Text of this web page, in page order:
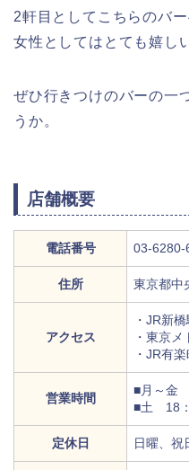
2軒目としてこちらのバ
女性としてはとても嬉し
ぜひ行きつけのバーの一
うか。
店舗概要
電話番号 03-6280-
住所 東京都中
アクセス
・JR新
・東京
・JR有
営業時間
■月～金
■土 18
定休日 日曜、祝